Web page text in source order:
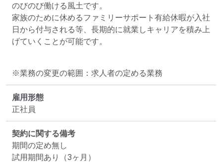
のびのび働ける風土です。
家族のために休めるファミリーサポート有給休暇が入社
日から付与される等、長期的に就業しキャリアを積み上
げていくことが可能です。
※業務の変更の範囲：求人者の定める業務
雇用形態
正社員
契約に関する備考
期間の定め無し
試用期間あり（3ヶ月）